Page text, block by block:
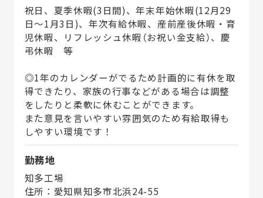
祝日、夏季休暇(3日間)、年末年始休暇(12月29
日～1月3日)、年次有給休暇、産前産後休暇・育
児休暇、リフレッシュ休暇（お祝い金支給）、慶
弔休暇 等
◎1年のカレンダーがでるため計画的に有休を取
得できたり、家族の行事などがある場合は調整
をしたりと柔軟に休むことができます。
また意見を言いやすい雰囲気のため有給取得も
しやすい環境です！
勤務地
知多工場
住所：愛知県知多市北浜24-55